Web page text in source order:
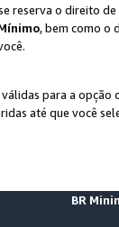
reserva o direito
, bem como o
para a
até que você
BR